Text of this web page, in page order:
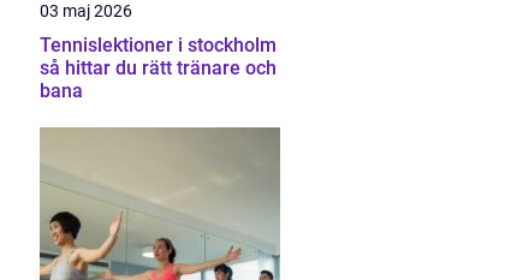
03 maj 2026
Tennislektioner i stockholm
så hittar du rätt tränare och
bana